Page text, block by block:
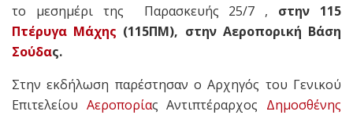
το μεσημέρι της Παρασκευής 25/7 , στην 115
Πτέρυγα Μάχης (115ΠΜ), στην Αεροπορική Βάση
Σούδας.
Στην εκδήλωση παρέστησαν ο Αρχηγός του Γενικού
Επιτελείου Αεροπορίας Αντιπτέραρχος Δημοσθένης